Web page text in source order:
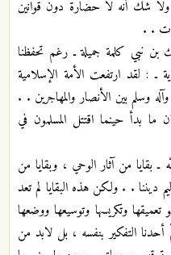
شك أنه لا حضارة دون قوانين
. .
بن نبي كلمة جميلة ـ رغم تحفظنا
ـ : لقد ارتفعت الأمة الإسلامية
وسلم بين الأنصار والمهاجرين . .
بدأ حينما اقتتل المسلمون في
بقايا من آثار الوحي ، وبقايا من
ديننا . . ولكن هذه البقايا لم تعد
وتكريسها وتوسيعها ووضعها
التفكير بنفسه ، بل لابد من